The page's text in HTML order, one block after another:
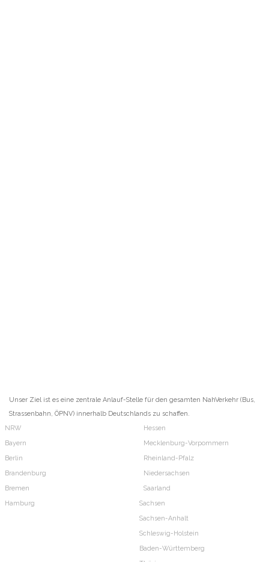
Unser Ziel ist es eine zentrale Anlauf-Stelle für den gesamten NahVerkehr (Bus,
Strassenbahn, ÖPNV) innerhalb Deutschlands zu schaffen.
NRW
Bayern
Berlin
Brandenburg
Bremen
Hamburg
Hessen
Mecklenburg-Vorpommern
Rheinland-Pfalz
Niedersachsen
Saarland
Sachsen
Sachsen-Anhalt
Schleswig-Holstein
Baden-Württemberg